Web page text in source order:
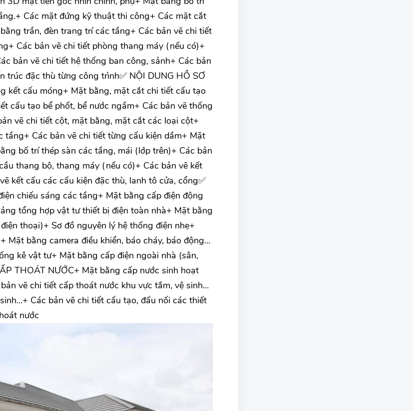
Các mặt đứng kỹ thuật thi công+ Các mặt cắt
trần, đèn trang trí các tầng+ Các bản vẽ chi tiết
Các bản vẽ chi tiết phòng thang máy (nếu có)+
bản vẽ chi tiết hệ thống ban công, sảnh+ Các bản
trúc đặc thù từng công trình✅ NỘI DUNG HỒ SƠ
kết cấu móng+ Mặt bằng, mặt cắt chi tiết cấu tạo
cấu tạo bể phốt, bể nước ngầm+ Các bản vẽ thống
vẽ chi tiết cột, mặt bằng, mặt cắt các loại cột+
Các bản vẽ chi tiết từng cấu kiện dầm+ Mặt
bố trí thép sàn các tầng, mái (lớp trên)+ Các bản
thang bộ, thang máy (nếu có)+ Các bản vẽ kết
kết cấu các cấu kiện đặc thù, lanh tô cửa, cổng✅
chiếu sáng các tầng+ Mặt bằng cấp điện động
tổng hợp vật tư thiết bị điện toàn nhà+ Mặt bằng
thoại)+ Sơ đồ nguyên lý hệ thống điện nhẹ+
bằng camera điều khiển, báo cháy, báo động…
kê vật tư+ Mặt bằng cấp điện ngoài nhà (sân,
THOÁT NƯỚC+ Mặt bằng cấp nước sinh hoạt
vẽ chi tiết cấp thoát nước khu vực tắm, vệ sinh…
Các bản vẽ chi tiết cấu tạo, đấu nối các thiết
nước